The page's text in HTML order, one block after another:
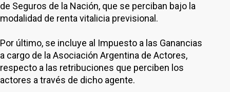
de Seguros de la Nación, que se perciban bajo la
modalidad de renta vitalicia previsional.
Por último, se incluye al Impuesto a las Ganancias
a cargo de la Asociación Argentina de Actores,
respecto a las retribuciones que perciben los
actores a través de dicho agente.